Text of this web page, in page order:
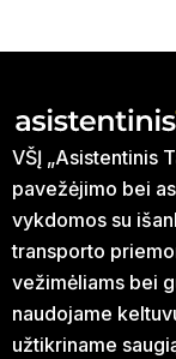
VŠĮ „Asistentinis
pavežėjimo bei
vykdomos su
transporto
vežimėliams bei
naudojame
užtikriname